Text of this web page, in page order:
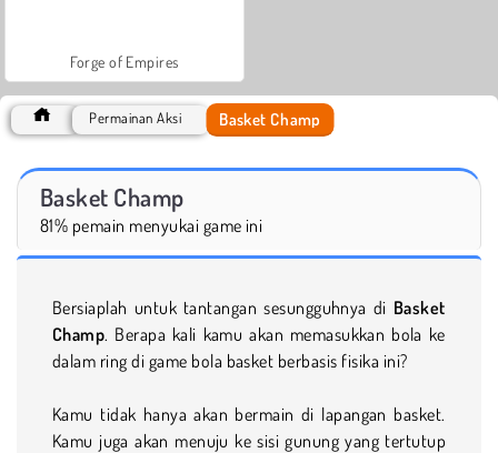
Forge of Empires
Permainan Aksi Basket Champ
Basket Champ
81% pemain menyukai game ini
Bersiaplah untuk tantangan sesungguhnya di Basket
Champ. Berapa kali kamu akan memasukkan bola ke
dalam ring di game bola basket berbasis fisika ini?
Kamu tidak hanya akan bermain di lapangan basket.
Kamu juga akan menuju ke sisi gunung yang tertutup